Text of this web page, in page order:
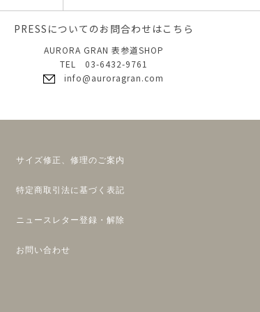
PRESSについてのお問合わせはこちら
AURORA GRAN 表参道SHOP
TEL 03-6432-9761
info@auroragran.com
サイズ修正、修理のご案内
特定商取引法に基づく表記
ニュースレター登録・解除
お問い合わせ